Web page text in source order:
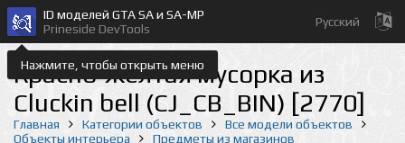
Нажмите, чтобы открыть меню
ID моделей GTA SA и SA-MP
Prineside DevTools
Русский
Красно-желтая мусорка из
Cluckin bell (CJ_CB_BIN) [2770]
Главная Категории объектов
Все модели объектов
Объекты интерьера
Предметы из магазинов